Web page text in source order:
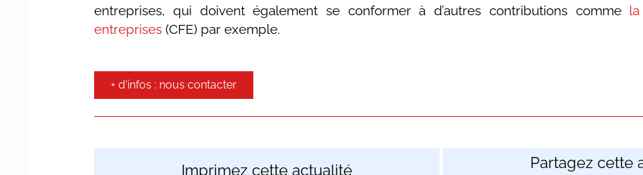
entreprises, qui doivent également se conformer à d’autres contributions comme
entreprises (CFE) par exemple.
+ d'infos : nous contacter
Imprimez cette actualité Partagez cette